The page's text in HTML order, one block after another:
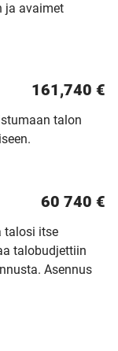
ja avaimet
161,740 €
talon
60 740 €
talosi itse
talobudjettiin
Asennus